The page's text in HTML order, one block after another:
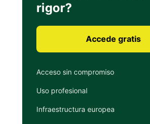
rigor?
Accede gratis
Acceso sin compromiso
Uso profesional
Infraestructura europea